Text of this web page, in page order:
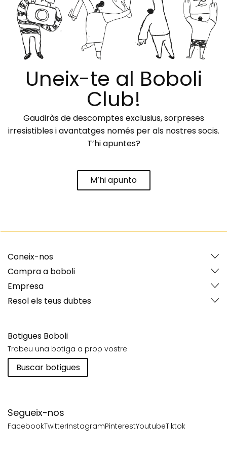
Uneix-te al Boboli
Club!
Gaudiràs de descomptes exclusius, sorpreses
irresistibles i avantatges només per als nostres socis.
T’hi apuntes?
M’hi apunto
Segueix-nos
FacebookTwitterInstagramPinterestYoutubeTiktok
Coneix-nos
Compra a boboli
Empresa
Resol els teus dubtes
Botigues Boboli
Trobeu una botiga a prop vostre
Buscar botigues